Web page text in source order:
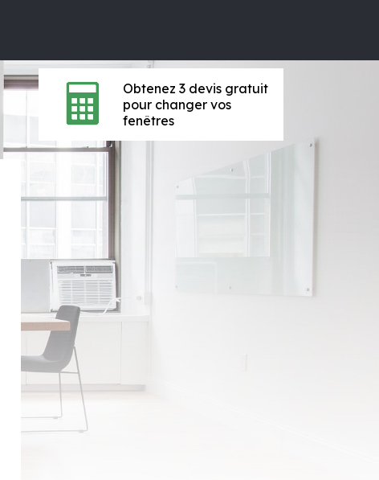
Obtenez 3 devis gratuit
pour changer vos
fenêtres